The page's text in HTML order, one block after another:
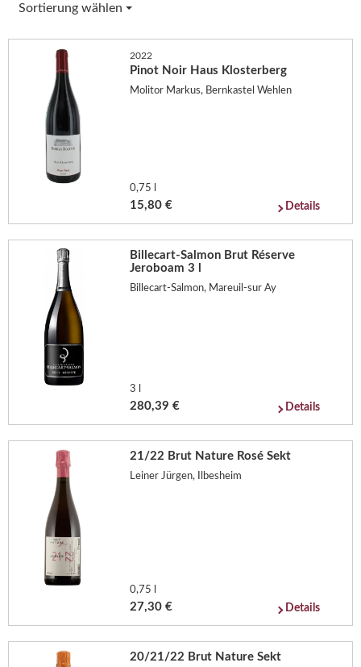
Sortierung wählen
2022
Pinot Noir Haus Klosterberg
Molitor Markus, Bernkastel Wehlen
0,75 l
15,80 € Details
Billecart-Salmon Brut Réserve
Jeroboam 3 l
Billecart-Salmon, Mareuil-sur Ay
3 l
280,39 € Details
21/22 Brut Nature Rosé Sekt
Leiner Jürgen, Ilbesheim
0,75 l
27,30 € Details
20/21/22 Brut Nature Sekt